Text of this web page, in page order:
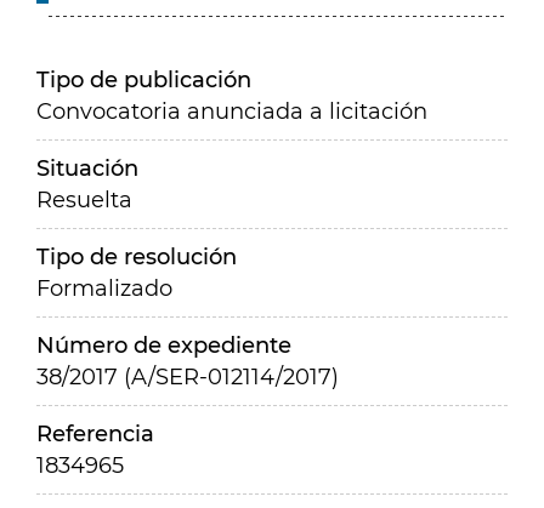
Tipo de publicación
Convocatoria anunciada a licitación
Situación
Resuelta
Tipo de resolución
Formalizado
Número de expediente
38/2017 (A/SER-012114/2017)
Referencia
1834965